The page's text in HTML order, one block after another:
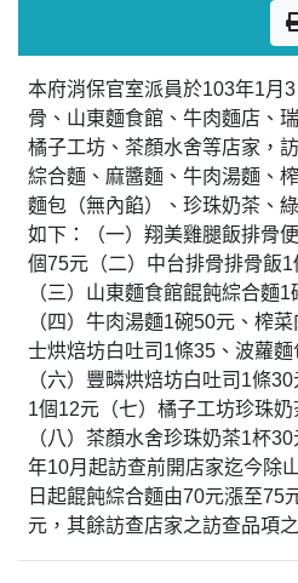
本府消保官室派員於103年1月
骨、山東麵食館、牛肉麵店、
橘子工坊、茶顏水舍等店家，
綜合麵、麻醬麵、牛肉湯麵、
麵包（無內餡）、珍珠奶茶、
如下：（一）翔美雞腿飯排骨
個75元（二）中台排骨排骨飯
（三）山東麵食館餛飩綜合麵
（四）牛肉湯麵1碗50元、榨
士烘焙坊白吐司1條35、波蘿
（六）豐疄烘焙坊白吐司1條
1個12元（七）橘子工坊珍珠
（八）茶顏水舍珍珠奶茶1杯
年10月起訪查前開店家迄今除
日起餛飩綜合麵由70元漲至75
元，其餘訪查店家之訪查品項